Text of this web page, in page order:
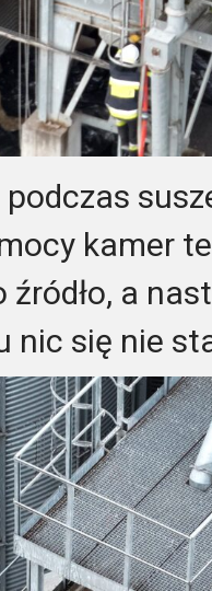
podczas
kamer
a
nic się nie